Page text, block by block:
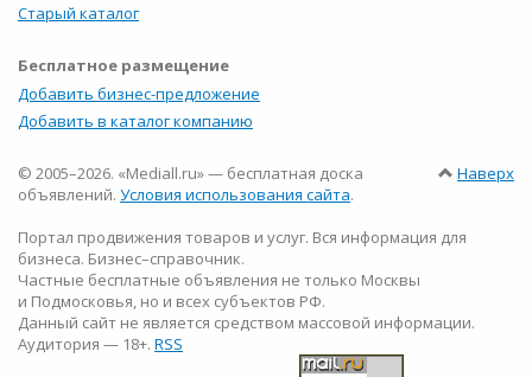
Старый каталог
Бесплатное размещение
Добавить бизнес-предложение
Добавить в каталог компанию
Наверх
© 2005–2026. «Mediall.ru» — бесплатная доска
объявлений. Условия использования сайта.
Портал продвижения товаров и услуг. Вся информация для
бизнеса. Бизнес–справочник.
Частные бесплатные объявления не только Москвы
и Подмосковья, но и всех субъектов РФ.
Данный сайт не является средством массовой информации.
Аудитория — 18+. RSS